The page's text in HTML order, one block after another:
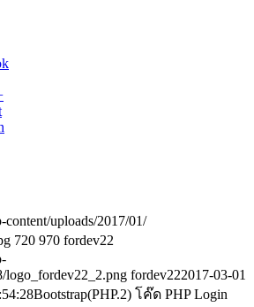
uploads/2017/01/
720 970 fordev22
logo_fordev22_2.png fordev222017-03-01
Bootstrap(PHP.2) โค๊ด PHP Login